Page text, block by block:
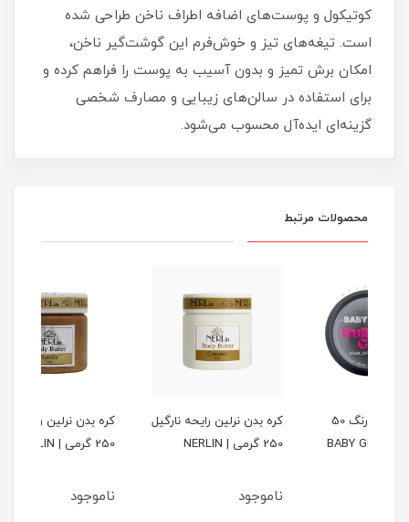
کوتیکول و پوست‌های اضافه اطراف ناخن طراحی شده
است. تیغه‌های تیز و خوش‌فرم این گوشت‌گیر ناخن،
امکان برش تمیز و بدون آسیب به پوست را فراهم کرده و
برای استفاده در سالن‌های زیبایی و مصارف شخصی
گزینه‌ای ایده‌آل محسوب می‌شود.
محصولات مرتبط
کره بدن نرلین رایحه نارگیل
250 گرمی | NERLIN
کره بدن نرلین رایحه نوتلا
250 گرمی | NERLIN